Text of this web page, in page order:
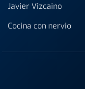
Javier Vizcaino
Cocina con nervio